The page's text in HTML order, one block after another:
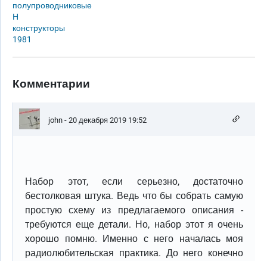
полупроводниковые
Н
конструкторы
1981
Комментарии
john - 20 декабря 2019 19:52
Набор этот, если серьезно, достаточно
бестолковая штука. Ведь что бы собрать самую
простую схему из предлагаемого описания -
требуются еще детали. Но, набор этот я очень
хорошо помню. Именно с него началась моя
радиолюбительская практика. До него конечно